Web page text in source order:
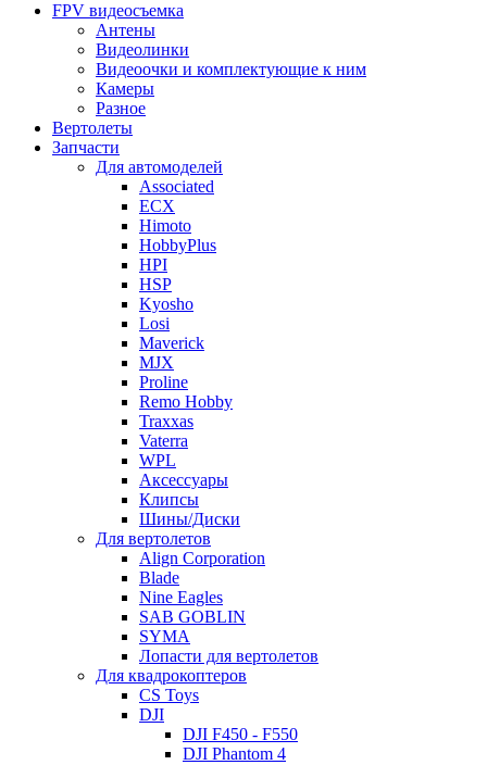
FPV видеосъемка
Антены
Видеолинки
Видеоочки и комплектующие к ним
Камеры
Разное
Вертолеты
Запчасти
Для автомоделей
Associated
ECX
Himoto
HobbyPlus
HPI
HSP
Kyosho
Losi
Maverick
MJX
Proline
Remo Hobby
Traxxas
Vaterra
WPL
Аксессуары
Клипсы
Шины/Диски
Для вертолетов
Align Corporation
Blade
Nine Eagles
SAB GOBLIN
SYMA
Лопасти для вертолетов
Для квадрокоптеров
CS Toys
DJI
DJI F450 - F550
DJI Phantom 4